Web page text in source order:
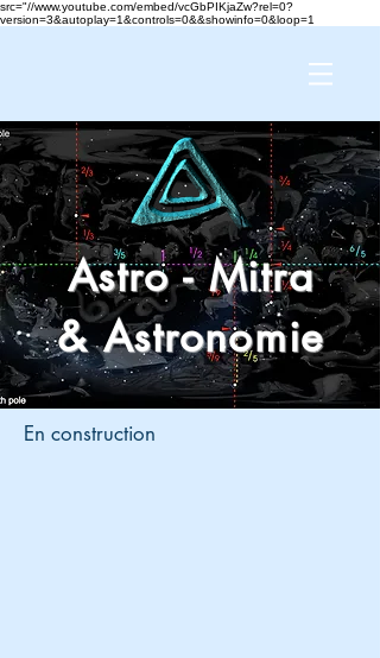
src="//www.youtube.com/embed/vcGbPIKjaZw?rel=0?
version=3&autoplay=1&controls=0&&showinfo=0&loop=1
Astro - Mitra
& Astronomie
En construction